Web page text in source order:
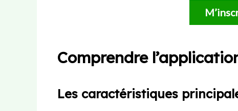
Comprendre
Les caractéristiques